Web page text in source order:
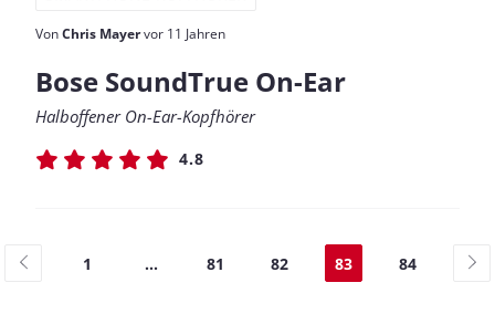
VonChris Mayervor 11 Jahren
Bose SoundTrue On-Ear
Halboffener On-Ear-Kopfhörer
4.8
1 ... 81 82 83 84